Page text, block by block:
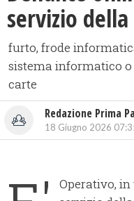
servizio
furto, frode
sistema informatico
carte
Redazione Prima
18 Giugno 2026
Operativo,